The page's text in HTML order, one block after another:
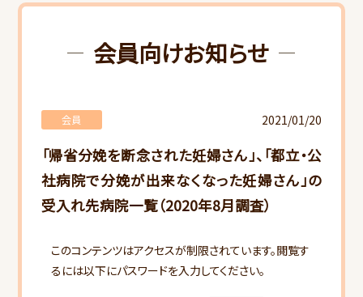
会員向けお知らせ
「帰省分娩を断念された妊婦さん」、「都立・公
社病院で分娩が出来なくなった妊婦さん」の
受入れ先病院一覧（2020年8月調査）
会員 2021/01/20
このコンテンツはアクセスが制限されています。閲覧す
るには以下にパスワードを入力してください。